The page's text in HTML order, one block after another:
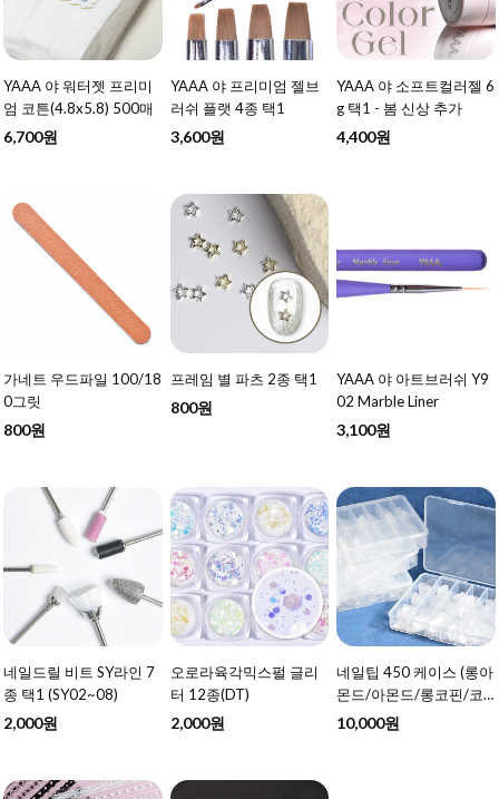
YAAA 야 워터젯 프리미
엄 코튼(4.8x5.8) 500매
6,700원
YAAA 야 프리미엄 젤브
러쉬 플랫 4종 택1
3,600원
YAAA 야 소프트컬러젤 6
g 택1 - 봄 신상 추가
4,400원
가네트 우드파일 100/18
0그릿
800원
프레임 별 파츠 2종 택1
800원
YAAA 야 아트브러쉬 Y9
02 Marble Liner
3,100원
네일드릴 비트 SY라인 7
종 택1 (SY02~08)
2,000원
오로라육각믹스펄 글리
터 12종(DT)
2,000원
네일팁 450 케이스 (롱아
몬드/아몬드/롱코핀/코
핀) 4종 택1
10,000원